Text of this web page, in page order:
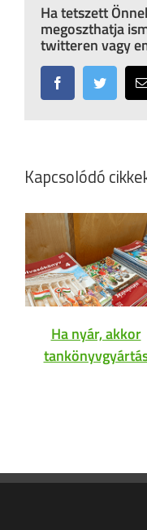
Ha tetszett
megoszthatja
twitteren vagy
FacebookTwitter
Kapcsolódó
Ha nyár, akkor